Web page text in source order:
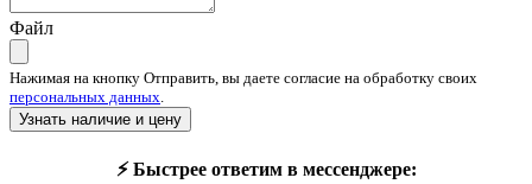
Файл
Нажимая на кнопку Отправить, вы даете согласие на обработку своих
персональных данных.
Узнать наличие и цену
⚡ Быстрее ответим в мессенджере: